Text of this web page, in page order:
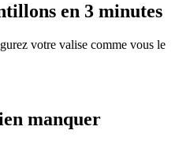
en 3 minutes
votre valise comme vous le
manquer